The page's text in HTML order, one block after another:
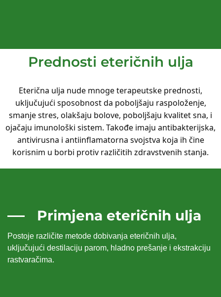
Prednosti eteričnih ulja
Eterična ulja nude mnoge terapeutske prednosti,
uključujući sposobnost da poboljšaju raspoloženje,
smanje stres, olakšaju bolove, poboljšaju kvalitet sna, i
ojačaju imunološki sistem. Takođe imaju antibakterijska,
antivirusna i antiinflamatorna svojstva koja ih čine
korisnim u borbi protiv različitih zdravstvenih stanja.
Primjena eteričnih ulja
Postoje različite metode dobivanja eteričnih ulja,
uključujući destilaciju parom, hladno prešanje i ekstrakciju
rastvaračima.